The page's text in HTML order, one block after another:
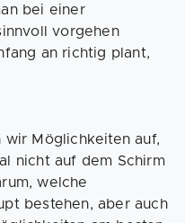
bei einer
vorgehen
an richtig plant,
wir Möglichkeiten auf,
nicht auf dem Schirm
welche
bestehen, aber auch